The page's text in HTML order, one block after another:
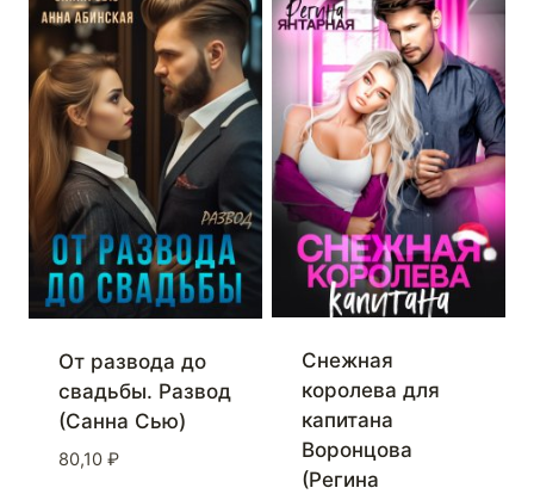
От развода до
свадьбы. Развод
(Санна Сью)
80,10 ₽
Снежная
королева для
капитана
Воронцова
(Регина